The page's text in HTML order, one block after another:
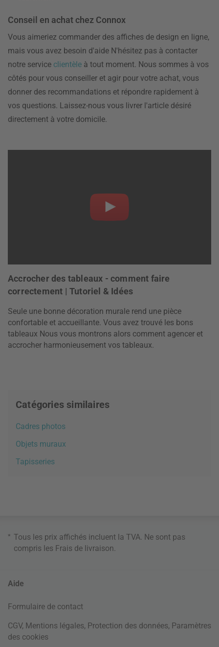
Conseil en achat chez Connox
Vous aimeriez commander des affiches de design en ligne,
mais vous avez besoin d'aide N'hésitez pas à contacter
notre service clientèle à tout moment. Nous sommes à vos
côtés pour vous conseiller et agir pour votre achat, vous
donner des recommandations et répondre rapidement à
vos questions. Laissez-nous vous livrer l'article désiré
directement à votre domicile.
Accrocher des tableaux - comment faire
correctement | Tutoriel & Idées
Seule une bonne décoration murale rend une pièce
confortable et accueillante. Vous avez trouvé les bons
tableaux Nous vous montrons alors comment agencer et
accrocher harmonieusement vos tableaux.
Catégories similaires
Cadres photos
Objets muraux
Tapisseries
* Tous les prix affichés incluent la TVA. Ne sont pas
compris les Frais de livraison.
Aide
Formulaire de contact
CGV, Mentions légales, Protection des données, Paramètres
des cookies